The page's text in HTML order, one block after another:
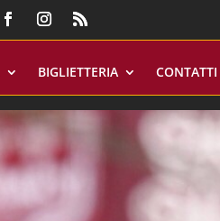
BIGLIETTERIA CONTATTI